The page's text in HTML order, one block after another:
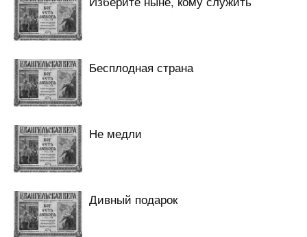
Бесплодная страна
Не медли
Дивный подарок